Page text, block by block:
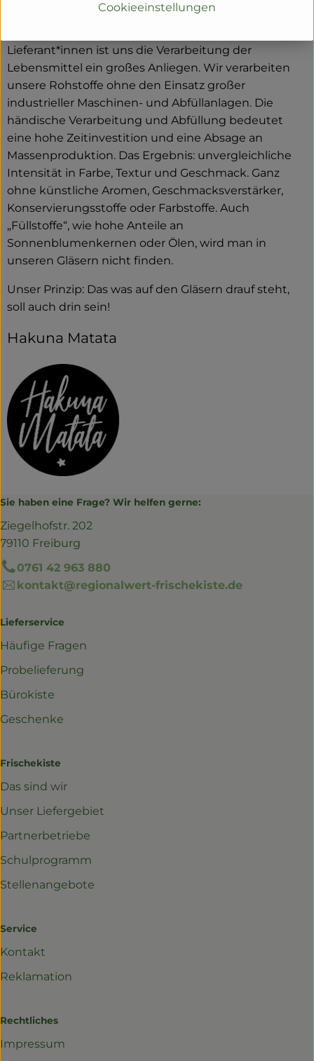
Lieferant*innen ist uns die Verarbeitung der
Lebensmittel ein großes Anliegen. Wir verarbeiten
unsere Rohstoffe ohne den Einsatz großer
industrieller Maschinen- und Abfüllanlagen. Die
händische Verarbeitung und Abfüllung bedeutet
eine hohe Zeitinvestition und eine Absage an
Massenproduktion. Das Ergebnis: unvergleichliche
Intensität in Farbe, Textur und Geschmack. Ganz
ohne künstliche Aromen, Geschmacksverstärker,
Konservierungsstoffe oder Farbstoffe. Auch
„Füllstoffe“, wie hohe Anteile an
Sonnenblumenkernen oder Ölen, wird man in
unseren Gläsern nicht finden.
Unser Prinzip: Das was auf den Gläsern drauf steht,
soll auch drin sein!
Hakuna Matata
Sie haben eine Frage? Wir helfen gerne:
Ziegelhofstr. 202
79110 Freiburg
0761 42 963 880
kontakt@regionalwert-frischekiste.de
Lieferservice
Häufige Fragen
Probelieferung
Bürokiste
Geschenke
Frischekiste
Das sind wir
Unser Liefergebiet
Partnerbetriebe
Schulprogramm
Stellenangebote
Service
Kontakt
Reklamation
Rechtliches
Impressum
Cookieeinstellungen